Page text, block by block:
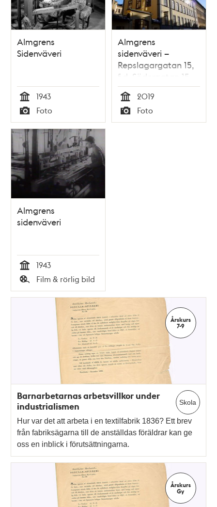
Almgrens
Sidenväveri
Tid
1943
Typ
Foto
Almgrens
sidenväveri –
Repslagargatan 15,
f.d. Södergatan 15
Tid
2019
Typ
Foto
Almgrens
sidenväveri
Tid
1943
Typ
Film & rörlig bild
Årskurs
7-9
Skola
Barnarbetarnas arbetsvillkor under
industrialismen
Hur var det att arbeta i en textilfabrik 1836? Ett brev
från fabriksägarna till de anställdas föräldrar kan ge
oss en inblick i förutsättningarna.
Årskurs
Gy